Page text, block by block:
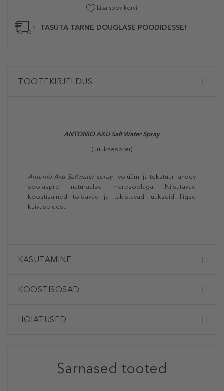
Lisa soovikorvi
TASUTA TARNE DOUGLASE POODIDESSE!
TOOTEKIRJELDUS
ANTONIO AXU Salt Water Spray
(Juuksesprei)
Antonio Axu Saltwater spray- volüümi ja tekstuuri andev
soolasprei naturaalse meresoolaga. Niisutavad
koostisained toidavad ja takistavad juukseid liigse
kuivuse eest.
KASUTAMINE
KOOSTISOSAD
HOIATUSED
Sarnased tooted